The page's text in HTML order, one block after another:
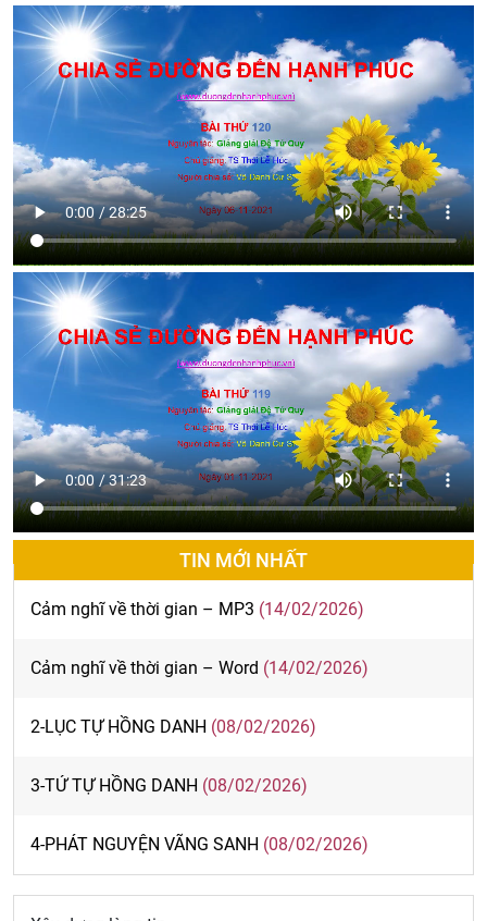
TIN MỚI NHẤT
Cảm nghĩ về thời gian – MP3 (14/02/2026)
Cảm nghĩ về thời gian – Word (14/02/2026)
2-LỤC TỰ HỒNG DANH (08/02/2026)
3-TỨ TỰ HỒNG DANH (08/02/2026)
4-PHÁT NGUYỆN VÃNG SANH (08/02/2026)